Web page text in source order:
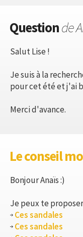
Questionde
Salut Lise !
Je suis à la
pour cet été et j'ai
Merci d'avance.
Le conseil
Bonjour Anaïs :)
Je peux te
Ces sandales
Ces sandales